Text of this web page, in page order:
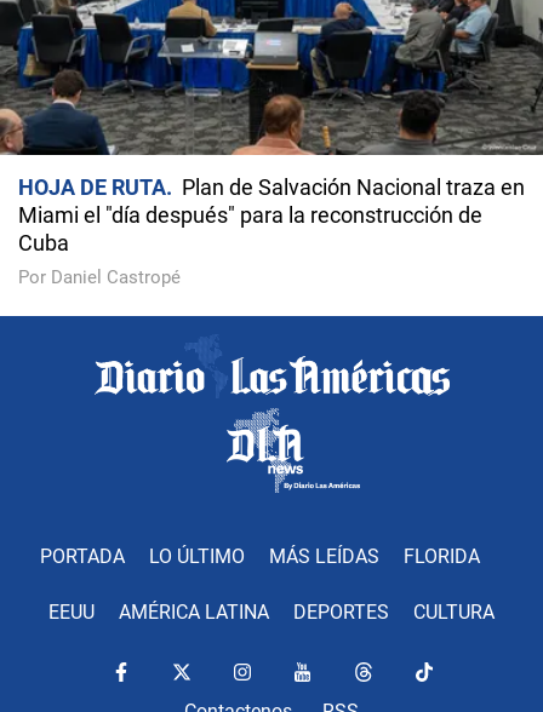
HOJA DE RUTA
Plan de Salvación Nacional traza en
Miami el "día después" para la reconstrucción de
Cuba
Por Daniel Castropé
PORTADA LO ÚLTIMO MÁS LEÍDAS FLORIDA
EEUU AMÉRICA LATINA DEPORTES CULTURA